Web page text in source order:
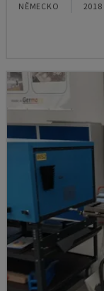
NĚMECKO 2018